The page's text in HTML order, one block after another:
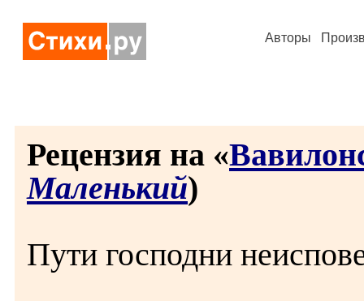
Авторы
Рецензия на «
Маленький)
Пути господни